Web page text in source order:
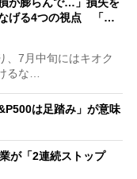
が膨らんで…」損失を
げる4つの視点 「…
、7月中旬にはキオク
るな…
は足踏み」が意味
が「2連続ストップ